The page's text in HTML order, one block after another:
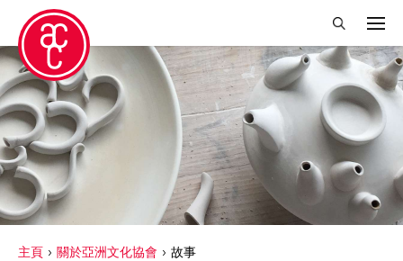
關閉篩選條件
得獎人
Abby Robinson
Charles Reinhart
Crossing Borders Music
主頁 關於亞洲文化協會 故事